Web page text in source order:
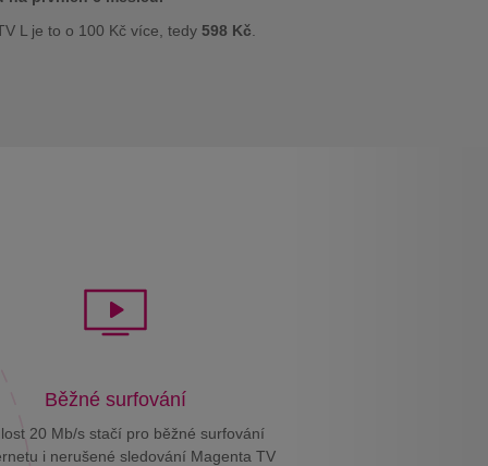
L je to o 100 Kč více, tedy 598 Kč
Běžné surfování
20 Mb/s stačí pro běžné surfování
i nerušené sledování Magenta TV